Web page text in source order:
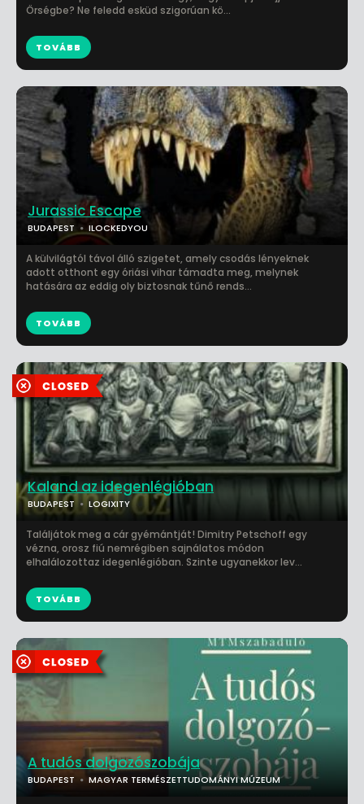
Jurassic Escape
BUDAPEST ILOCKEDYOU
A külvilágtól távol álló szigetet, amely csodás lényeknek
adott otthont egy óriási vihar támadta meg, melynek
hatására az eddig oly biztosnak tűnő rends...
TOVÁBB
A tudós dolgozószobája
BUDAPEST MAGYAR TERMÉSZETTUDOMÁNYI MÚZEUM
Örségbe? Ne feledd esküd szigorúan kö...
TOVÁBB
Kaland az idegenlégióban
BUDAPEST LOGIXITY
Találjátok meg a cár gyémántját! Dimitry Petschoff egy
vézna, orosz fiú nemrégiben sajnálatos módon
elhalálozottaz idegenlégióban. Szinte ugyanekkor lev...
TOVÁBB